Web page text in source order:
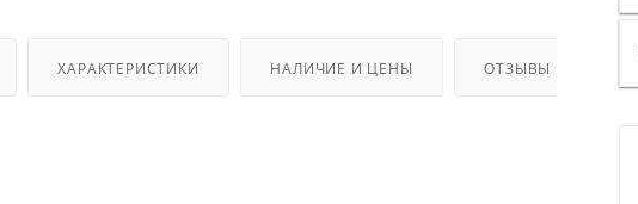
ХАРАКТЕРИСТИКИ НАЛИЧИЕ И ЦЕНЫ ОТЗЫВЫ